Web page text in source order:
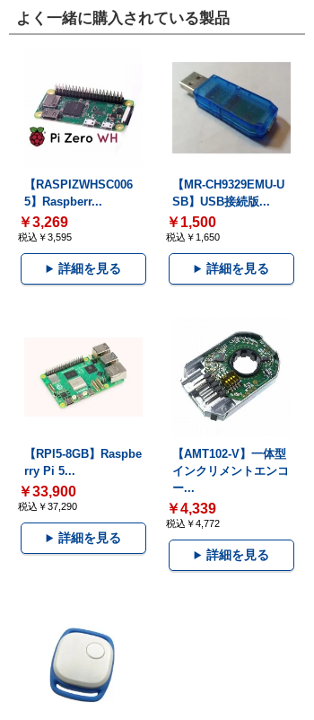
よく一緒に購入されている製品
【RASPIZWHSC006
5】Raspberr...
￥3,269
税込￥3,595
詳細を見る
【MR-CH9329EMU-U
SB】USB接続版...
￥1,500
税込￥1,650
詳細を見る
【RPI5-8GB】Raspbe
rry Pi 5...
￥33,900
税込￥37,290
詳細を見る
【AMT102-V】一体型
インクリメントエンコ
ー...
￥4,339
税込￥4,772
詳細を見る